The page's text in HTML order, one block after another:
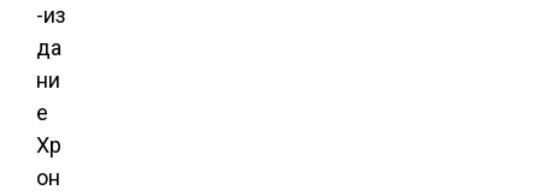
-из
да
ни
е
Хр
он